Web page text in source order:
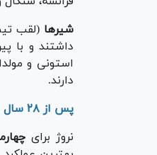
شیر‌ها (لقب
داشتند و با
دارند.
پس از ۲۸ سال
نروژ برای